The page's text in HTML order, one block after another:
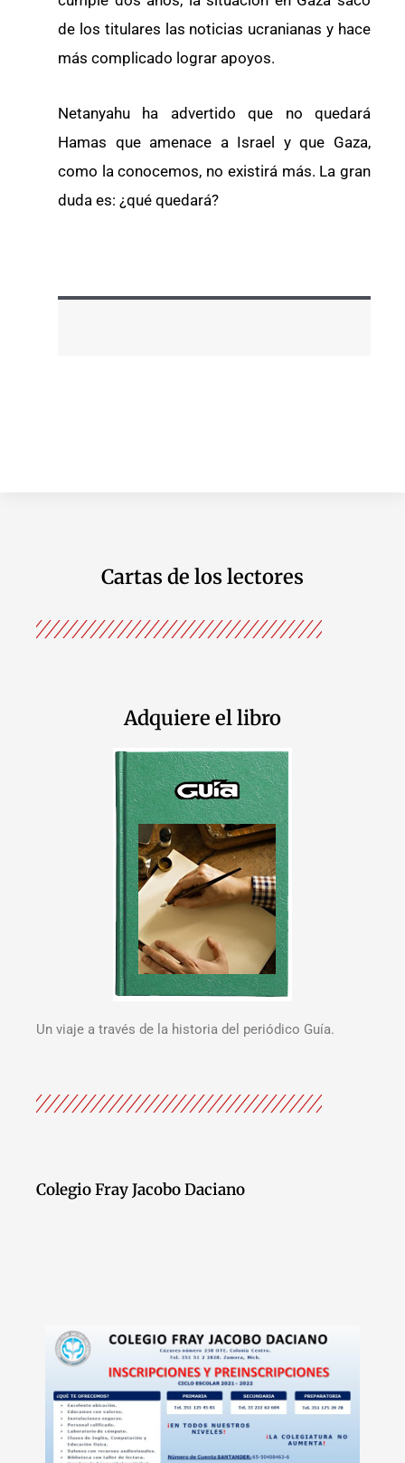
de los titulares las noticias ucranianas y hace
más complicado lograr apoyos.
Netanyahu ha advertido que no quedará
Hamas que amenace a Israel y que Gaza,
como la conocemos, no existirá más. La gran
duda es: ¿qué quedará?
Cartas de los lectores
Adquiere el libro
Un viaje a través de la historia del periódico Guía.
Colegio Fray Jacobo Daciano